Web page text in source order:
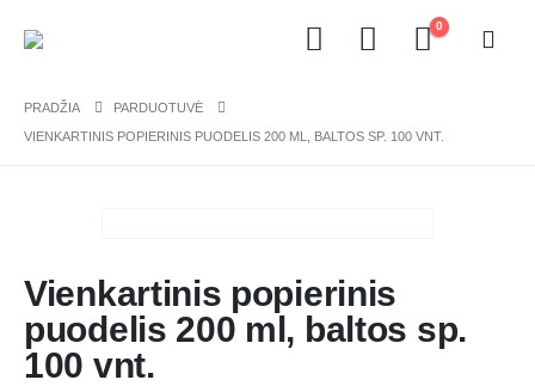
0
PRADŽIA
PARDUOTUVĖ
VIENKARTINIS POPIERINIS PUODELIS 200 ML, BALTOS SP. 100 VNT.
Vienkartinis popierinis
puodelis 200 ml, baltos sp.
100 vnt.